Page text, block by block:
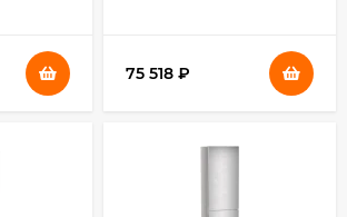
75 518 ₽